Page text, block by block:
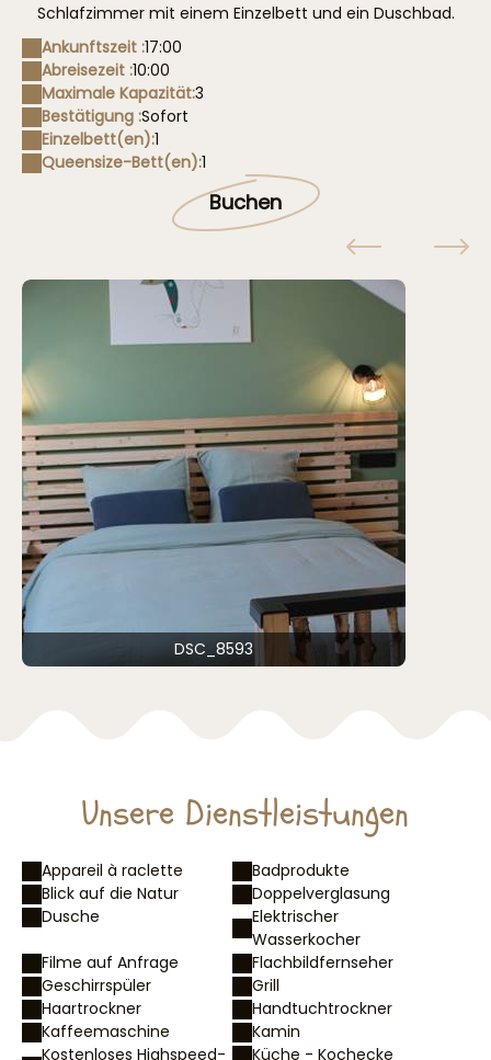
Schlafzimmer mit einem Einzelbett und ein Duschbad.
Ankunftszeit :17:00
Abreisezeit :10:00
Maximale Kapazität:3
Bestätigung :Sofort
Einzelbett(en):1
Queensize-Bett(en):1
Buchen
DSC_8593
Unsere Dienstleistungen
Appareil à raclette
Badprodukte
Blick auf die Natur
Doppelverglasung
Dusche
Elektrischer
Wasserkocher
Filme auf Anfrage
Flachbildfernseher
Geschirrspüler
Grill
Haartrockner
Handtuchtrockner
Kaffeemaschine
Kamin
Kostenloses Highspeed-
Küche - Kochecke